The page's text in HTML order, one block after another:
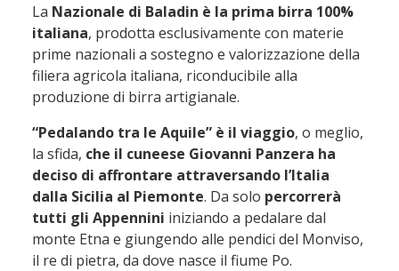
La Nazionale di Baladin è la prima birra 100%
italiana, prodotta esclusivamente con materie
prime nazionali a sostegno e valorizzazione della
filiera agricola italiana, riconducibile alla
produzione di birra artigianale.
“Pedalando tra le Aquile” è il viaggio, o meglio,
la sfida, che il cuneese Giovanni Panzera ha
deciso di affrontare attraversando l’Italia
dalla Sicilia al Piemonte. Da solo percorrerà
tutti gli Appennini iniziando a pedalare dal
monte Etna e giungendo alle pendici del Monviso,
il re di pietra, da dove nasce il fiume Po.